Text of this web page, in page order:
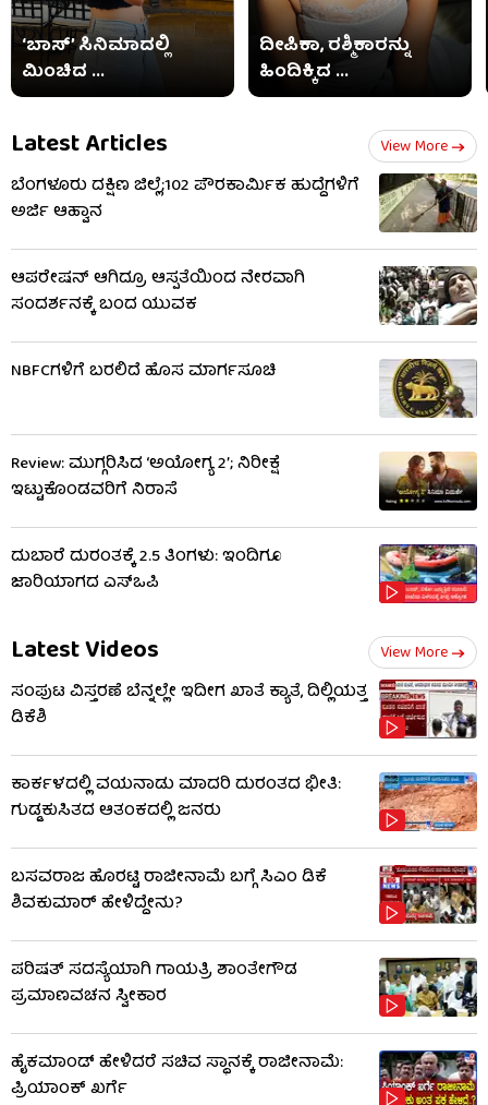
‘ಬಾಸ್’ ಸಿನಿಮಾದಲ್ಲಿ
ಮಿಂಚಿದ ...
ದೀಪಿಕಾ, ರಶ್ಮಿಕಾರನ್ನು
ಹಿಂದಿಕ್ಕಿದ ...
Latest Articles View More
ಬೆಂಗಳೂರು ದಕ್ಷಿಣ ಜಿಲ್ಲೆ;102 ಪೌರಕಾರ್ಮಿಕ ಹುದ್ದೆಗಳಿಗೆ
ಅರ್ಜಿ ಆಹ್ವಾನ
ಆಪರೇಷನ್ ಆಗಿದ್ರೂ ಆಸ್ಪತೆಯಿಂದ ನೇರವಾಗಿ
ಸಂದರ್ಶನಕ್ಕೆ ಬಂದ ಯುವಕ
NBFCಗಳಿಗೆ ಬರಲಿದೆ ಹೊಸ ಮಾರ್ಗಸೂಚಿ
Review: ಮುಗ್ಗರಿಸಿದ ‘ಅಯೋಗ್ಯ 2’; ನಿರೀಕ್ಷೆ
ಇಟ್ಟುಕೊಂಡವರಿಗೆ ನಿರಾಸೆ
ದುಬಾರೆ ದುರಂತಕ್ಕೆ 2.5 ತಿಂಗಳು: ಇಂದಿಗೂ
ಜಾರಿಯಾಗದ ಎಸ್‌ಒಪಿ
Latest Videos View More
ಸಂಪುಟ ವಿಸ್ತರಣೆ ಬೆನ್ನಲ್ಲೇ ಇದೀಗ ಖಾತೆ ಕ್ಯಾತೆ, ದಿಲ್ಲಿಯತ್ತ
ಡಿಕೆಶಿ
ಕಾರ್ಕಳದಲ್ಲಿ ವಯನಾಡು ಮಾದರಿ ದುರಂತದ ಭೀತಿ:
ಗುಡ್ಡಕುಸಿತದ ಆತಂಕದಲ್ಲಿ ಜನರು
ಬಸವರಾಜ ಹೊರಟ್ಟಿ ರಾಜೀನಾಮೆ ಬಗ್ಗೆ ಸಿಎಂ ಡಿಕೆ
ಶಿವಕುಮಾರ್ ಹೇಳಿದ್ದೇನು?
ಪರಿಷತ್ ಸದಸ್ಯೆಯಾಗಿ ಗಾಯತ್ರಿ ಶಾಂತೇಗೌಡ
ಪ್ರಮಾಣವಚನ ಸ್ವೀಕಾರ
ಹೈಕಮಾಂಡ್​​ ಹೇಳಿದರೆ ಸಚಿವ ಸ್ಥಾನಕ್ಕೆ ರಾಜೀನಾಮೆ:
ಪ್ರಿಯಾಂಕ್​​ ಖರ್ಗೆ